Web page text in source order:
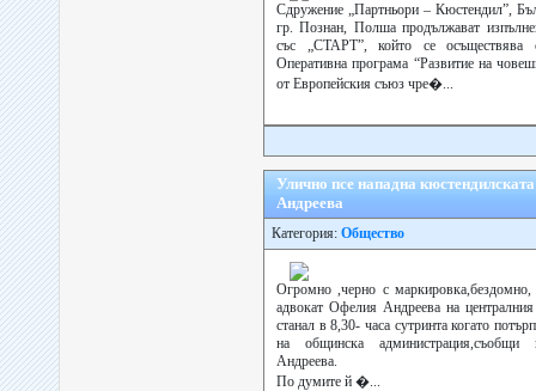
Сдружение „Партньори – Кюстендил”,
гр. Познан, Полша продължават
със „СТАРТ”, който се осъществява
Оперативна програма “Развитие на
от Европейския съюз чре�...
Улично псе нападна
Андреева
Категория: Общество
Огромно ,черно с маркировка,бездомно,
адвокат Офелия Андреева на
станал в 8,30- часа сутринта когато
на общинска администрация,съобщи
Андреева.
По думите й �...